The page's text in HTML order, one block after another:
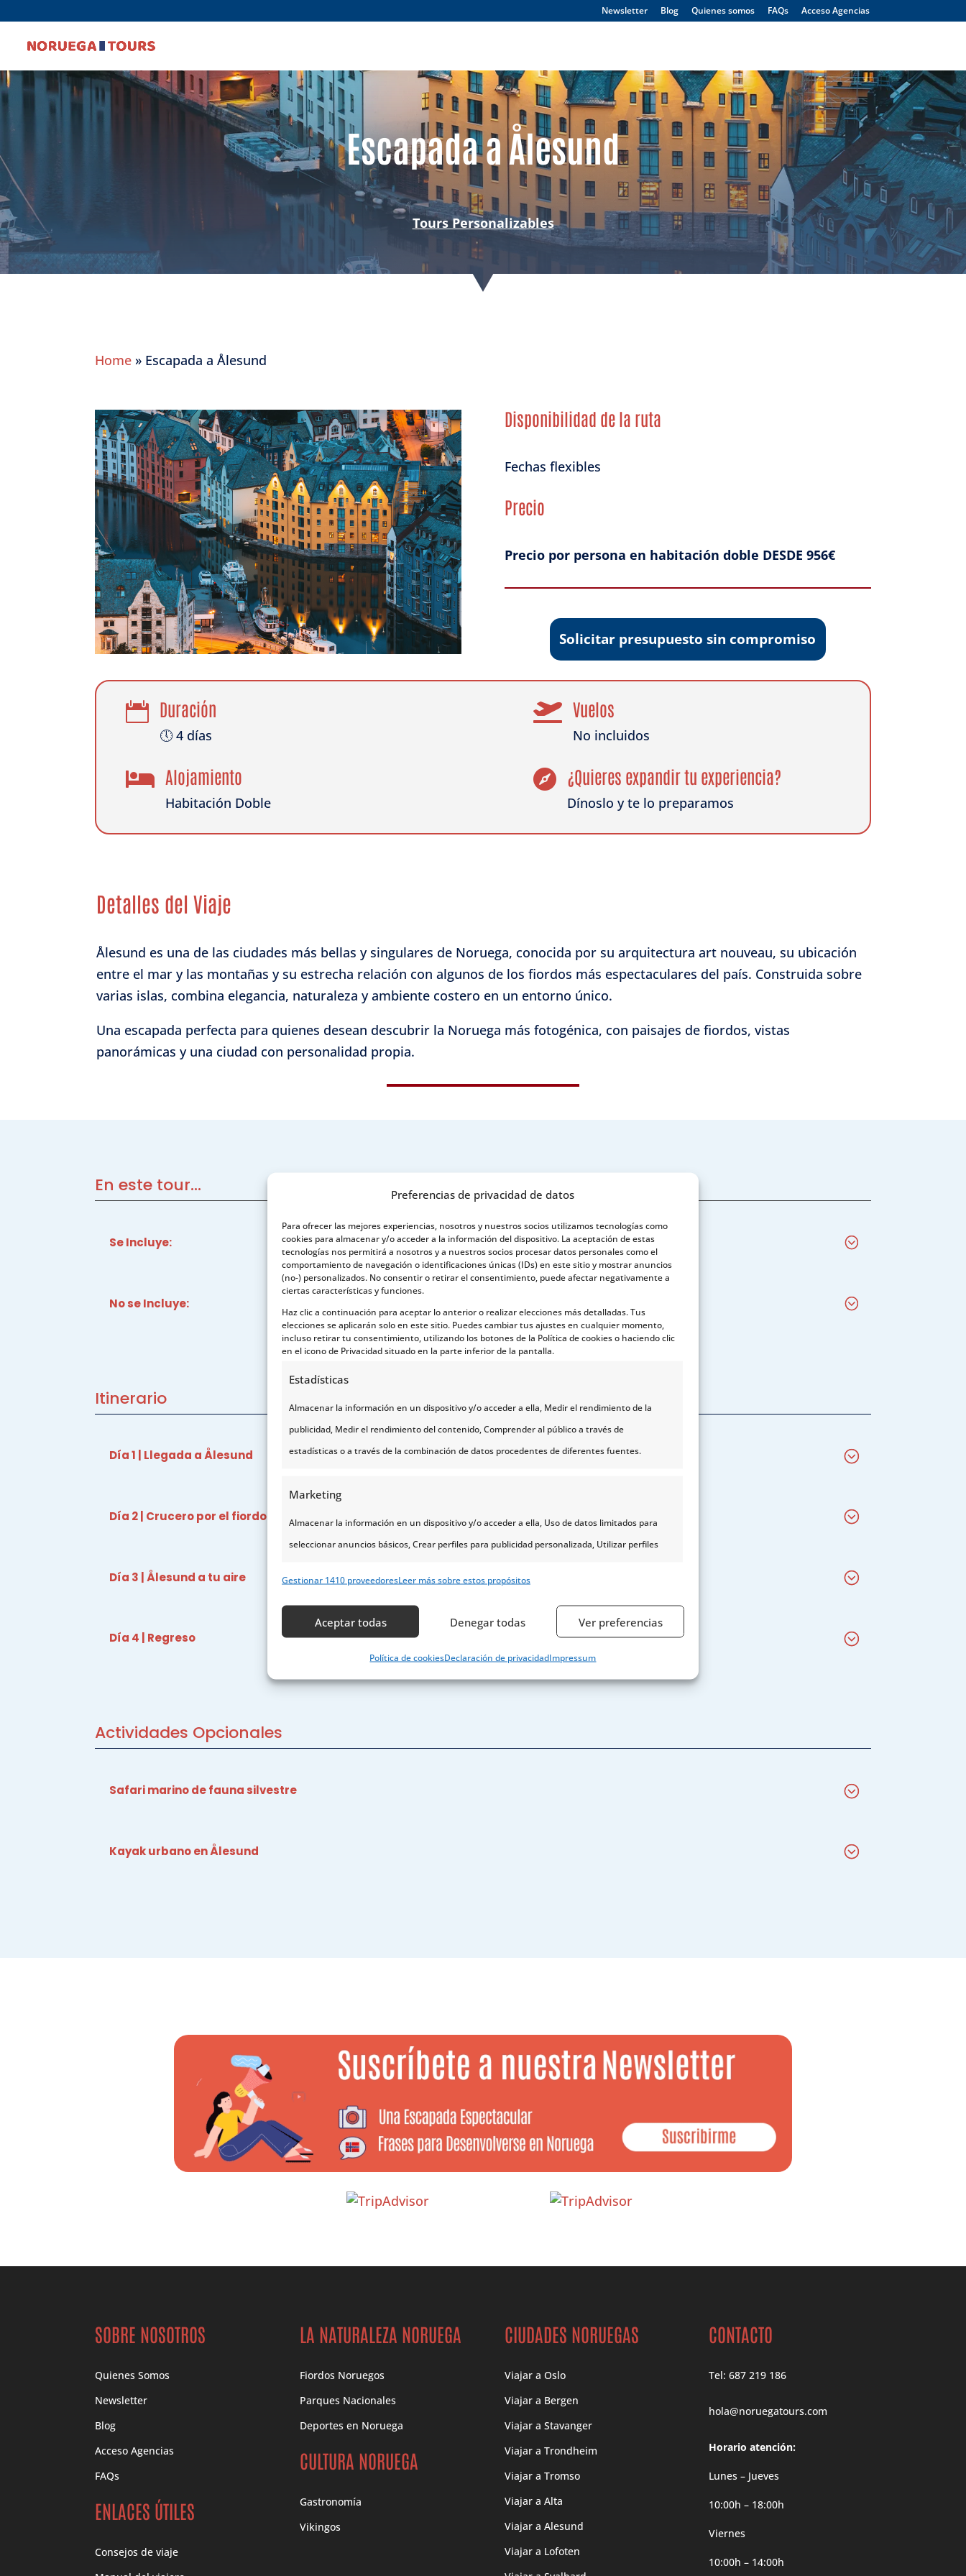
Preferencias de privacidad de datos
Para ofrecer las mejores experiencias, nosotros y nuestros socios utilizamos tecnologías como
cookies para almacenar y/o acceder a la información del dispositivo. La aceptación de estas
tecnologías nos permitirá a nosotros y a nuestros socios procesar datos personales como el
comportamiento de navegación o identificaciones únicas (IDs) en este sitio y mostrar anuncios
(no-) personalizados. No consentir o retirar el consentimiento, puede afectar negativamente a
ciertas características y funciones.
Haz clic a continuación para aceptar lo anterior o realizar elecciones más detalladas. Tus
elecciones se aplicarán solo en este sitio. Puedes cambiar tus ajustes en cualquier momento,
incluso retirar tu consentimiento, utilizando los botones de la Política de cookies o haciendo clic
en el icono de Privacidad situado en la parte inferior de la pantalla.
Estadísticas
Almacenar la información en un dispositivo y/o acceder a ella, Medir el rendimiento de la
publicidad, Medir el rendimiento del contenido, Comprender al público a través de
estadísticas o a través de la combinación de datos procedentes de diferentes fuentes.
Marketing
Almacenar la información en un dispositivo y/o acceder a ella, Uso de datos limitados para
seleccionar anuncios básicos, Crear perfiles para publicidad personalizada, Utilizar perfiles
Uso de perfiles para la selección de contenido personalizado, Desarrollo y mejora de los
servicios, Uso de datos limitados con el objetivo de seleccionar el contenido.
Cotejo y combinación de datos procedentes de otras fuentes de información,
fallos, Ofrecer y presentar publicidad y contenido, Guardar y
Gestionar 1410 proveedoresLeer más sobre estos propósitos
Aceptar todas Denegar todas Ver preferencias
Política de cookiesDeclaración de privacidadImpressum
Newsletter Blog Quienes somos FAQs Acceso Agencias
Escapada a Ålesund
Tours Personalizables
Home » Escapada a Ålesund
Disponibilidad de la ruta
Fechas flexibles
Precio
Precio por persona en habitación doble DESDE 956€
Solicitar presupuesto sin compromiso
 Duración
🕔 4 días
 Alojamiento
Habitación Doble
 Vuelos
No incluidos
 ¿Quieres expandir tu experiencia?
Dínoslo y te lo preparamos
Detalles del Viaje
Ålesund es una de las ciudades más bellas y singulares de Noruega, conocida por su arquitectura art nouveau, su ubicación
entre el mar y las montañas y su estrecha relación con algunos de los fiordos más espectaculares del país. Construida sobre
varias islas, combina elegancia, naturaleza y ambiente costero en un entorno único.
Una escapada perfecta para quienes desean descubrir la Noruega más fotogénica, con paisajes de fiordos, vistas
panorámicas y una ciudad con personalidad propia.
En este tour...
Se Incluye:
No se Incluye:
Itinerario
Día 1 | Llegada a Ålesund
Día 2 | Crucero por el fiordo de Geiranger
Día 3 | Ålesund a tu aire
Día 4 | Regreso
Actividades Opcionales
Safari marino de fauna silvestre
Kayak urbano en Ålesund
SOBRE NOSOTROS
Quienes Somos
Newsletter
Blog
Acceso Agencias
FAQs
ENLACES ÚTILES
Consejos de viaje
LA NATURALEZA NORUEGA
Fiordos Noruegos
Parques Nacionales
Deportes en Noruega
CULTURA NORUEGA
Gastronomía
Vikingos
CIUDADES NORUEGAS
Viajar a Oslo
Viajar a Bergen
Viajar a Stavanger
Viajar a Trondheim
Viajar a Tromso
Viajar a Alta
Viajar a Alesund
Viajar a Lofoten
CONTACTO
Tel: 687 219 186
hola@noruegatours.com
Horario atención:
Lunes – Jueves
10:00h – 18:00h
Viernes
10:00h – 14:00h